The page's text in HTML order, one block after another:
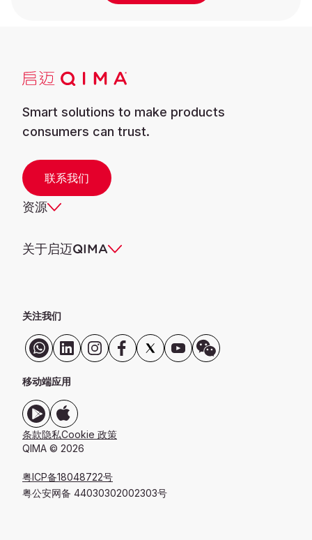
Smart solutions to make products
consumers can trust.
联系我们
资源
关于启迈QIMA
关注我们
移动端应用
条款隐私Cookie 政策
QIMA © 2026
粤ICP备18048722号
粤公安网备 44030302002303号